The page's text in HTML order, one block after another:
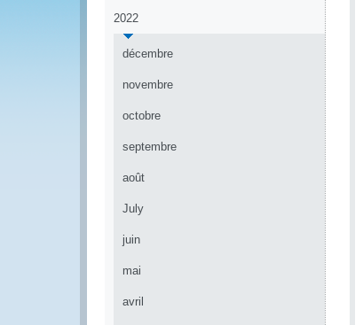
2022
décembre
novembre
octobre
septembre
août
July
juin
mai
avril